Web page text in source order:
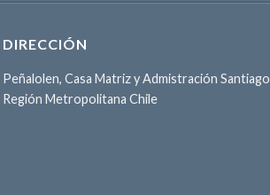
DIRECCIÓN
Peñalolen, Casa Matriz y Admistración Santiago
Región Metropolitana Chile